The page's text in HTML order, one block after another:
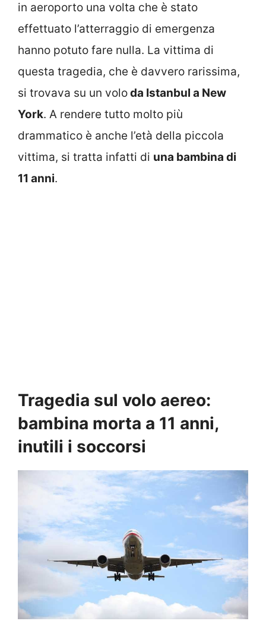
in aeroporto una volta che è stato
effettuato l’atterraggio di emergenza
hanno potuto fare nulla. La vittima di
questa tragedia, che è davvero rarissima,
si trovava su un voloda Istanbul a New
York. A rendere tutto molto più
drammatico è anche l’età della piccola
vittima, si tratta infatti di una bambina di
11 anni.
Tragedia sul volo aereo:
bambina morta a 11 anni,
inutili i soccorsi